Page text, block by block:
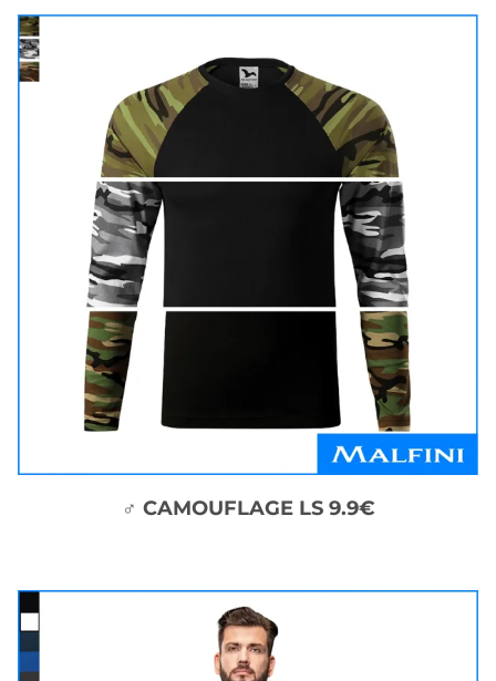
♂ CAMOUFLAGE LS 9.9€